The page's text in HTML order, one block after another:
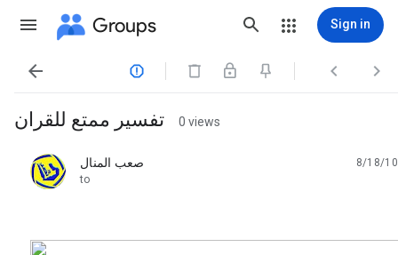
Groups Sign in
   
تفسير ممتع للقران 0 views
صعب المنال
unread,
8/18/10
to